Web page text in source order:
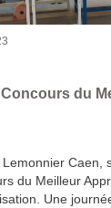
Concours du
Lemonnier Caen,
du Meilleur
Une